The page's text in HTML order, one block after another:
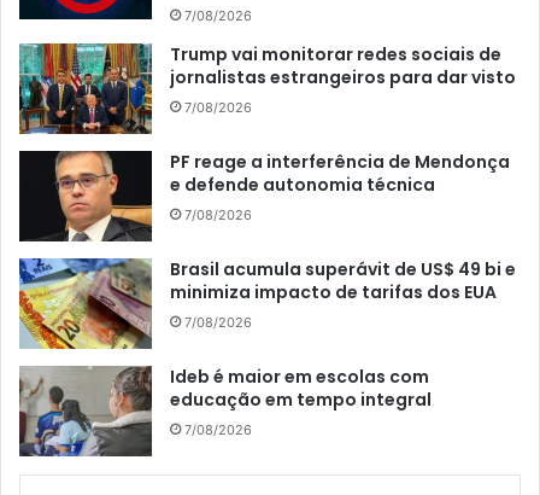
7/08/2026
Trump vai monitorar redes sociais de
jornalistas estrangeiros para dar visto
7/08/2026
PF reage a interferência de Mendonça
e defende autonomia técnica
7/08/2026
Brasil acumula superávit de US$ 49 bi e
minimiza impacto de tarifas dos EUA
7/08/2026
Ideb é maior em escolas com
educação em tempo integral
7/08/2026